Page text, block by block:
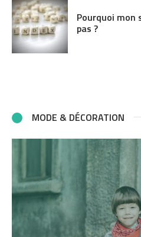
Pourquoi mon
pas ?
MODE & DÉCORATION